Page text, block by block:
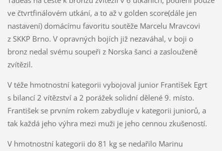
ve čtvrtfinálovém utkání, a to až v golden score(dále jen
nastavení) domácímu favoritu soutěže Marcelu Mravcovi
z SKKP Brno. V opravných bojích již nezaváhal, v boji o
bronz nedal svému soupeři z Norska šanci a zaslouženě
zvítězil.
V téže hmotnostní kategorii vybojoval junior František Egrt
s bilancí 2 vítězství a 2 porážek solidní dělené 9. místo.
František se prvním rokem zabydluje v kategorii juniorů, a
tak každá jeho výhra mezi muži je jeho cennou zkušeností.
V hmotnostní kategorii do 81 kg se nedařilo Marinu